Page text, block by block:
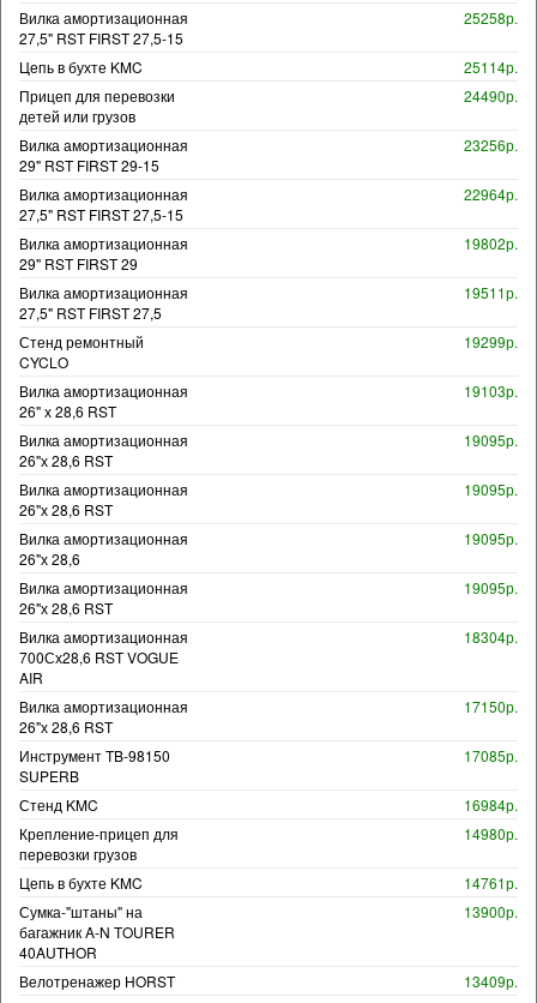
Вилка амортизационная
27,5" RST FIRST 27,5-15
25258р.
Цепь в бухте KMC
25114р.
Прицеп для перевозки
детей или грузов
24490р.
Вилка амортизационная
29" RST FIRST 29-15
23256р.
Вилка амортизационная
27,5" RST FIRST 27,5-15
22964р.
Вилка амортизационная
29" RST FIRST 29
19802р.
Вилка амортизационная
27,5" RST FIRST 27,5
19511р.
Стенд ремонтный
CYCLO
19299р.
Вилка амортизационная
26" х 28,6 RST
19103р.
Вилка амортизационная
26"х 28,6 RST
19095р.
Вилка амортизационная
26"х 28,6 RST
19095р.
Вилка амортизационная
26"х 28,6
19095р.
Вилка амортизационная
26"х 28,6 RST
19095р.
Вилка амортизационная
700Сх28,6 RST VOGUE
AIR
18304р.
Вилка амортизационная
26"х 28,6 RST
17150р.
Инструмент TB-98150
SUPERB
17085р.
Стенд KMC
16984р.
Крепление-прицеп для
перевозки грузов
14980р.
Цепь в бухте KMC
14761р.
Сумка-"штаны" на
багажник A-N TOURER
40AUTHOR
13900р.
Велотренажер HORST
13409р.